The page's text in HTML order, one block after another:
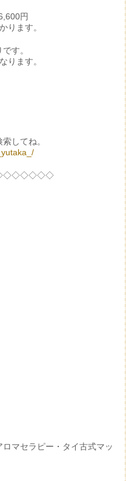
円
ります。
す。
ります。
してね。
マセラピー・タイ古式マッ